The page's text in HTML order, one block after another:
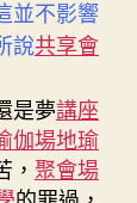
並不影響
說共享會
是夢講座
伽場地瑜
， 聚會場